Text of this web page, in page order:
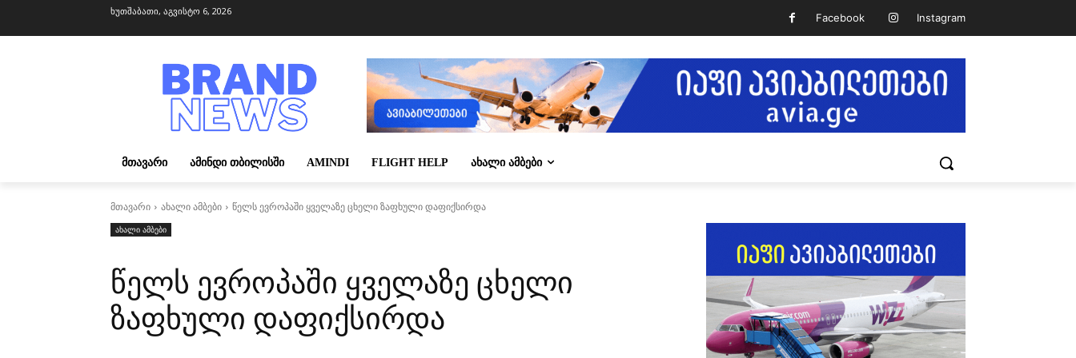
Facebook Instagram
ხუთშაბათი, აგვისტო 6, 2026
ᲛᲗᲐᲕᲐᲠᲘ ᲐᲛᲘᲜᲓᲘ ᲗᲑᲘᲚᲘᲡᲨᲘ AMINDI FLIGHT HELP ᲐᲮᲐᲚᲘ ᲐᲛᲑᲔᲑᲘ
მთავარი ახალი ამბები წელს ევროპაში ყველაზე ცხელი ზაფხული დაფიქსირდა
ახალი ამბები
წელს ევროპაში ყველაზე ცხელი
ზაფხული დაფიქსირდა